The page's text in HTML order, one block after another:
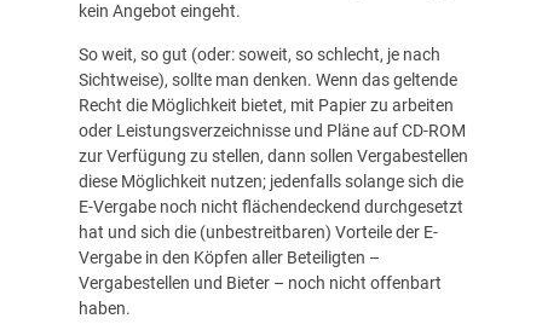
kein Angebot eingeht.
So weit, so gut (oder: soweit, so schlecht, je nach
Sichtweise), sollte man denken. Wenn das geltende
Recht die Möglichkeit bietet, mit Papier zu arbeiten
oder Leistungsverzeichnisse und Pläne auf CD-ROM
zur Verfügung zu stellen, dann sollen Vergabestellen
diese Möglichkeit nutzen; jedenfalls solange sich die
E-Vergabe noch nicht flächendeckend durchgesetzt
hat und sich die (unbestreitbaren) Vorteile der E-
Vergabe in den Köpfen aller Beteiligten –
Vergabestellen und Bieter – noch nicht offenbart
haben.